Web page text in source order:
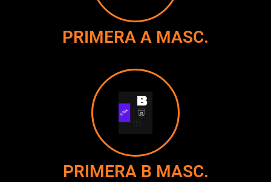
PRIMERA A MASC.
PRIMERA B MASC.